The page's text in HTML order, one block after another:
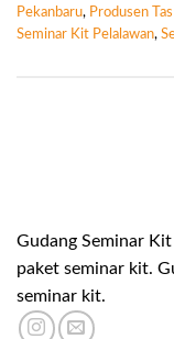
Pekanbaru, Produsen
Seminar Kit Pelalawan,
Gudang Seminar
paket seminar kit.
seminar kit.